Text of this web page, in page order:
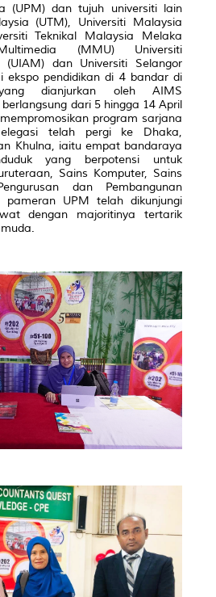
(UPM) dan tujuh universiti lain
(UTM), Universiti Malaysia
Teknikal Malaysia Melaka
(MMU) Universiti
dan Universiti Selangor
ekspo pendidikan di 4 bandar di
dianjurkan oleh AIMS
dari 5 hingga 14 April
program sarjana
telah pergi ke Dhaka,
Khulna, iaitu empat bandaraya
yang berpotensi untuk
Sains Komputer, Sains
dan Pembangunan
pameran UPM telah dikunjungi
dengan majoritinya tertarik